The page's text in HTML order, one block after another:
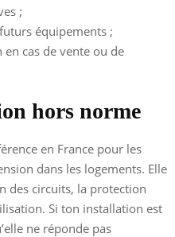
;
équipements ;
cas de vente ou de
hors norme
en France pour les
dans les logements. Elle
des circuits, la protection
Si ton installation est
ne réponde pas